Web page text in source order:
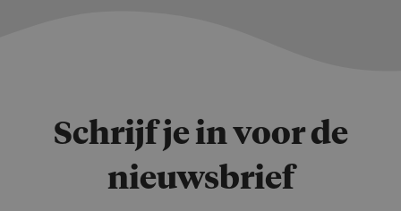
Schrijf je in voor de
nieuwsbrief